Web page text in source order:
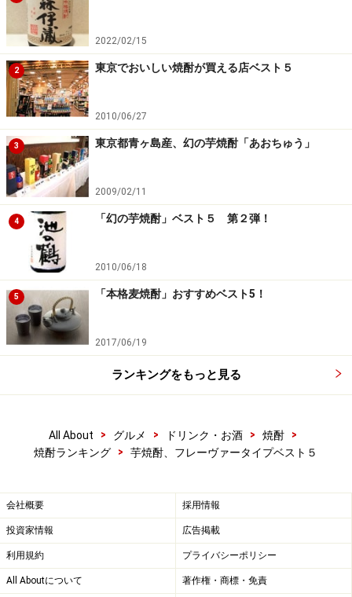
鹿児島、鹿屋税務署管轄の9社が集まり昭和42年創設さ
れた協業組合「大海酒造」は、意欲的に新しい商品造り
にまい進するメーカー。ベニオトメ種を使い、黄麹で仕
込み、減圧蒸留で造られた「一番雫」は、みずみずしい
梨や白桃、グレープフルーツのような印象さえ感じられ
る華やかな香りと、非常に軽やかでさっぱりとした味わ
いの芋焼酎。仕込み水は、鹿屋の温泉水「寿鶴」を使
用。まるでミネラルウォーターのようなみずみずしさの
ある芋焼酎だ。
初心者はもちろん、乾杯の一杯や食前の一杯にもOK。
＜DATA＞
1800ml 1,500円程度
住所：鹿児島県鹿屋市白崎町21番1号
電話：0994-44-2190
4位：黄麹蔵
2022/02/15
2 東京でおいしい焼酎が買える店ベスト５
2010/06/27
3 東京都青ヶ島産、幻の芋焼酎「あおちゅう」
2009/02/11
4 「幻の芋焼酎」ベスト５ 第２弾！
2010/06/18
5 「本格麦焼酎」おすすめベスト5！
2017/06/19
ランキングをもっと見る
All About > グルメ > ドリンク・お酒 > 焼酎
>
焼酎ランキング
> 芋焼酎、フレーヴァータイプベスト５
会社概要 採用情報
投資家情報 広告掲載
利用規約 プライバシーポリシー
All Aboutについて 著作権・商標・免責